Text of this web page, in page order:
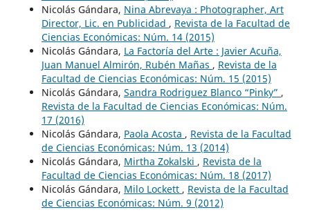
Nicolás Gándara, Nina Abrevaya : Photographer, Art
Director, Lic. en Publicidad , Revista de la Facultad de
Ciencias Económicas: Núm. 14 (2015)
Nicolás Gándara, La Factoría del Arte : Javier Acuña,
Juan Manuel Almirón, Rubén Mañas , Revista de la
Facultad de Ciencias Económicas: Núm. 15 (2015)
Nicolás Gándara, Sandra Rodriguez Blanco “Pinky” ,
Revista de la Facultad de Ciencias Económicas: Núm.
17 (2016)
Nicolás Gándara, Paola Acosta , Revista de la Facultad
de Ciencias Económicas: Núm. 13 (2014)
Nicolás Gándara, Mirtha Zokalski , Revista de la
Facultad de Ciencias Económicas: Núm. 18 (2017)
Nicolás Gándara, Milo Lockett , Revista de la Facultad
de Ciencias Económicas: Núm. 9 (2012)